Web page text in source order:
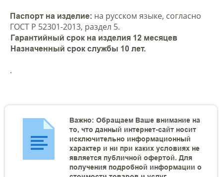
Паспорт на изделие: на русском языке, согласно
ГОСТ Р 52301-2013, раздел 5.
Гарантийный срок на изделия 12 месяцев
Назначенный срок службы 10 лет.
.
Важно: Обращаем Ваше внимание на
то, что данный интернет-сайт носит
исключительно информационный
характер и ни при каких условиях не
является публичной офертой. Для
получения подробной информации о